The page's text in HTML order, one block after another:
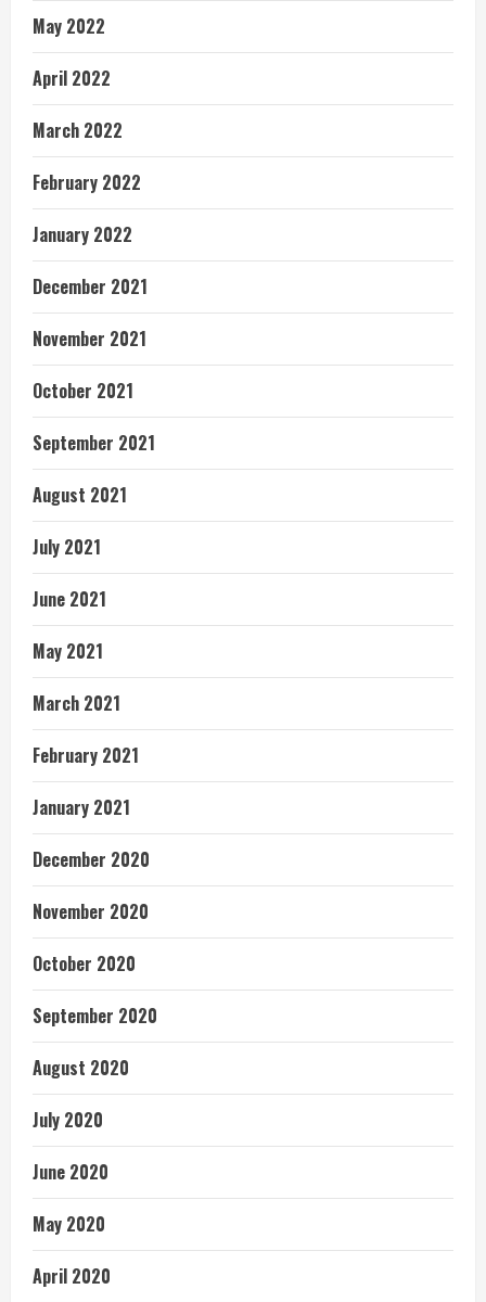
May 2022
April 2022
March 2022
February 2022
January 2022
December 2021
November 2021
October 2021
September 2021
August 2021
July 2021
June 2021
May 2021
March 2021
February 2021
January 2021
December 2020
November 2020
October 2020
September 2020
August 2020
July 2020
June 2020
May 2020
April 2020